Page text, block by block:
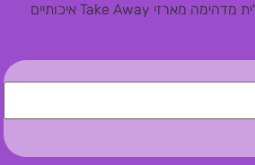
מדהימה מארזי Take Away איכותיים